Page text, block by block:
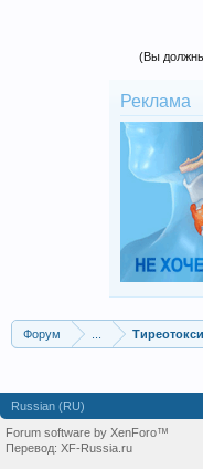
(Вы должны
Реклама
Форум ...
Russian (RU)
Forum software by XenForo™
Перевод: XF-Russia.ru